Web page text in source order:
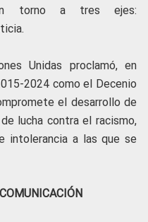
en torno a tres ejes:
Unidas proclamó, en
2024 como el Decenio
el desarrollo de
lucha contra el racismo,
intolerancia a las que se